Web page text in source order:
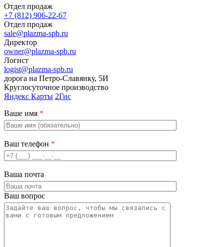
Отдел продаж
+7 (812) 906-22-67
Отдел продаж
sale@plazma-spb.ru
Директор
owner@plazma-spb.ru
Логист
logist@plazma-spb.ru
дорога на Петро-Славянку, 5И
Круглосуточное производство
Яндекс Карты 2Гис
Ваше имя *
Ваш телефон *
Ваша почта
Ваш вопрос